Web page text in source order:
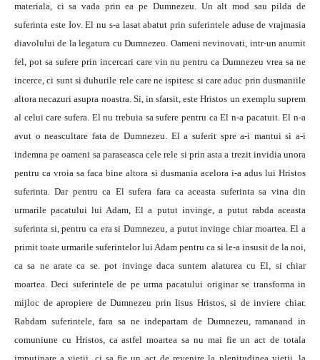
materiala, ci sa vada prin ea pe Dumnezeu. Un alt mod sau pilda de
suferinta este Iov. El nu s-a lasat abatut prin suferintele aduse de vrajmasia
diavolului de la legatura cu Dumnezeu. Oameni nevinovati, intr-un anumit
fel, pot sa sufere prin incercari care vin nu pentru ca Dumnezeu vrea sa ne
incerce, ci sunt si duhurile rele care ne ispitesc si care aduc prin dusmaniile
altora necazuri asupra noastra. Si, in sfarsit, este Hristos un exemplu suprem
al celui care sufera. El nu trebuia sa sufere pentru ca El n-a pacatuit. El n-a
avut o neascultare fata de Dumnezeu. El a suferit spre a-i mantui si a-i
indemna pe oameni sa paraseasca cele rele si prin asta a trezit invidia unora
pentru ca vroia sa faca bine altora si dusmania acelora i-a adus lui Hristos
suferinta. Dar pentru ca El sufera fara ca aceasta suferinta sa vina din
urmarile pacatului lui Adam, El a putut invinge, a putut rabda aceasta
suferinta si, pentru ca era si Dumnezeu, a putut invinge chiar moartea. El a
primit toate urmarile suferintelor lui Adam pentru ca si le-a insusit de la noi,
ca sa ne arate ca se. pot invinge daca suntem alaturea cu El, si chiar
moartea. Deci suferintele de pe urma pacatului originar se transforma in
mijloc de apropiere de Dumnezeu prin Iisus Hristos, si de inviere chiar.
Rabdam suferintele, fara sa ne indepartam de Dumnezeu, ramanand in
comuniune cu Hristos, ca astfel moartea sa nu mai fie un act de totala